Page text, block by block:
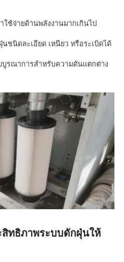
ช้จ่ายด้านพลังงานมากเกินไป
นชนิดละเอียด เหนียว หรือระเบิดได้
รณาการสำหรับความดันแตกต่าง
สิทธิภาพระบบดักฝุ่นให้